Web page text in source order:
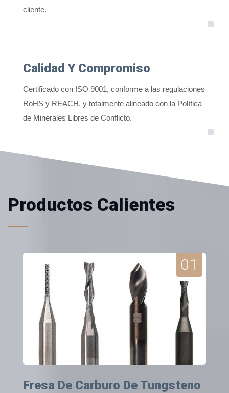
cliente.
Calidad Y Compromiso
Certificado con ISO 9001, conforme a las regulaciones
RoHS y REACH, y totalmente alineado con la Política
de Minerales Libres de Conflicto.
Productos Calientes
01
Fresa De Carburo De Tungsteno